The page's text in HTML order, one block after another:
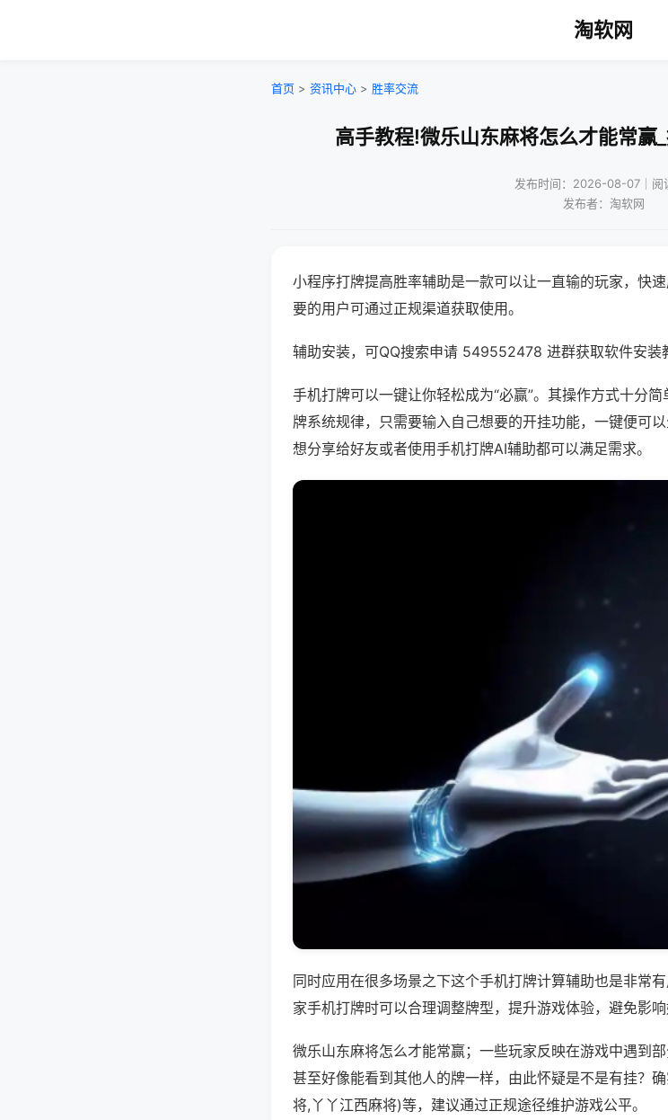
淘软网
首页 > 资讯中心 > 胜率交流
高手教程!微乐山东麻将怎么才能常赢
发布时间：2026-08-07｜阅
发布者：淘软网
小程序打牌提高胜率辅助是一款可以让一直输的玩家，快
要的用户可通过正规渠道获取使用。
辅助安装，可QQ搜索申请 549552478 进群获取软件安装
手机打牌可以一键让你轻松成为“必赢”。其操作方式十分
牌系统规律，只需要输入自己想要的开挂功能，一键便可
想分享给好友或者使用手机打牌AI辅助都可以满足需求。
同时应用在很多场景之下这个手机打牌计算辅助也是非常
家手机打牌时可以合理调整牌型，提升游戏体验，避免影响
微乐山东麻将怎么才能常赢；一些玩家反映在游戏中遇到
甚至好像能看到其他人的牌一样，由此怀疑是不是有挂？
将,丫丫江西麻将)等，建议通过正规途径维护游戏公平。